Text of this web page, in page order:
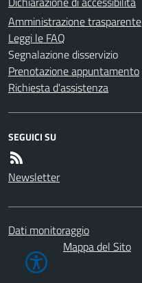
Amministrazione trasparente
Leggi le FAQ
Segnalazione disservizio
Prenotazione appuntamento
Richiesta d'assistenza
SEGUICI SU
Newsletter
Dati monitoraggio
Mappa del Sito